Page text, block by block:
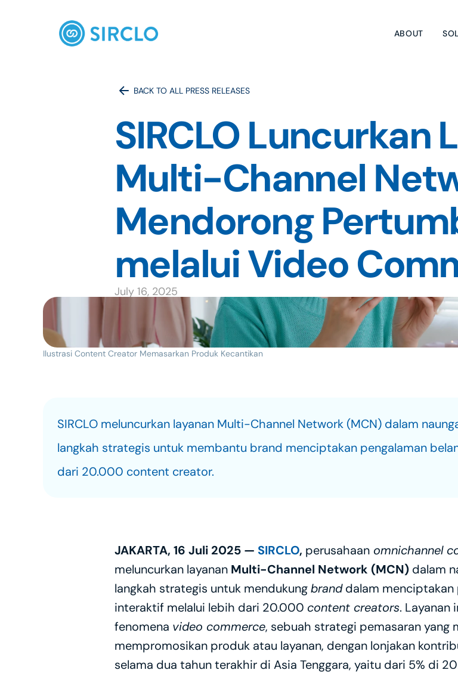
ABOUT
BACK TO ALL PRESS RELEASES
SIRCLO Luncurkan
Multi-Channel
Mendorong
melalui Video
July 16, 2025
Ilustrasi Content Creator Memasarkan Produk Kecantikan
SIRCLO meluncurkan layanan Multi-Channel Network (MCN) dalam
langkah strategis untuk membantu brand menciptakan pengalaman
dari 20.000 content creator.
JAKARTA, 16 Juli 2025 — SIRCLO, perusahaan omnichannel
meluncurkan layanan Multi-Channel Network (MCN) dalam
langkah strategis untuk mendukung brand dalam menciptakan
interaktif melalui lebih dari 20.000 content creators.
fenomena video commerce, sebuah strategi pemasaran yang
mempromosikan produk atau layanan, dengan lonjakan
selama dua tahun terakhir di Asia Tenggara, yaitu dari 5% di